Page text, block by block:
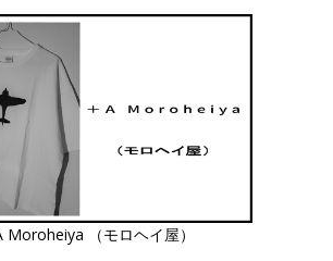
Moroheiya （モロヘイ屋）